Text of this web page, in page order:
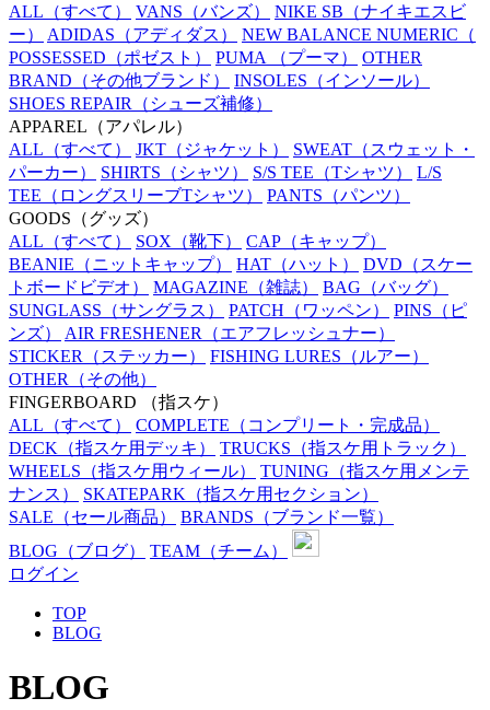
ALL （すべて） VANS （バンズ） NIKE SB （ナイキエスビ
ー）
ADIDAS （アディダス） NEW BALANCE NUMERIC （
POSSESSED （ポゼスト） PUMA （プーマ）
OTHER
BRAND （その他ブランド） INSOLES （インソール）
SHOES REPAIR （シューズ補修）
APPAREL （アパレル）
ALL （すべて） JKT （ジャケット） SWEAT （スウェット・
パーカー）
SHIRTS （シャツ） S/S TEE （Tシャツ）
L/S
TEE （ロングスリーブTシャツ） PANTS （パンツ）
GOODS （グッズ）
ALL （すべて） SOX （靴下） CAP （キャップ）
BEANIE （ニットキャップ） HAT （ハット） DVD （スケー
トボードビデオ）
MAGAZINE （雑誌） BAG （バッグ）
SUNGLASS （サングラス） PATCH （ワッペン） PINS （ピ
ンズ）
AIR FRESHENER （エアフレッシュナー）
STICKER （ステッカー） FISHING LURES （ルアー）
OTHER （その他）
FINGERBOARD
（指スケ）
ALL （すべて） COMPLETE （コンプリート・完成品）
DECK （指スケ用デッキ） TRUCKS （指スケ用トラック）
WHEELS （指スケ用ウィール） TUNING （指スケ用メンテ
ナンス）
SKATEPARK （指スケ用セクション）
SALE （セール商品） BRANDS （ブランド一覧）
BLOG （ブログ） TEAM （チーム）
ログイン
TOP
BLOG
BLOG